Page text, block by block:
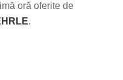
oră oferite de
.